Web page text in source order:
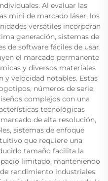
Al evaluar las
mini de marcado láser, los
versátiles incorporan
generación, sistemas de
de software fáciles de usar.
el marcado permanente
y diversos materiales
y velocidad notables. Estas
números de serie,
complejos con una
tecnológicas
de alta resolución,
sistemas de enfoque
que requiere una
tamaño facilita la
limitado, manteniendo
rendimiento industriales.